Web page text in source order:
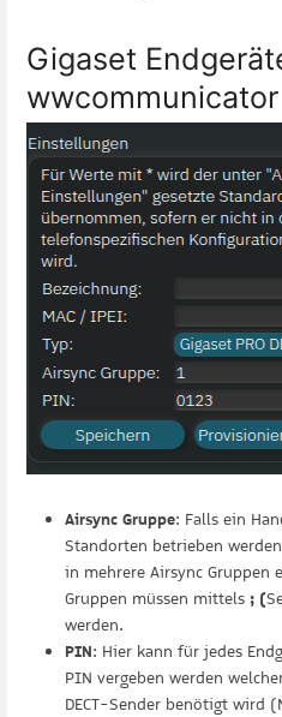
Gigaset
Airsync Gruppe: Falls ein
Standorten betrieben
in mehrere Airsync Gruppen
Gruppen müssen mittels ; (
werden.
PIN: Hier kann für jedes
PIN vergeben werden
DECT-Sender benötigt wird